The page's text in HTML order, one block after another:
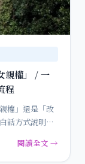
親權」 / 一
程
權」還是「改
話方式說明兩
閱讀全文 →